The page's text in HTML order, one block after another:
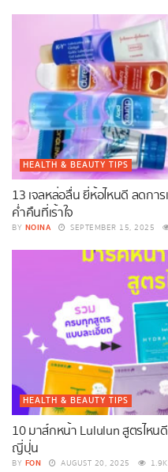
HEALTH & BEAUTY TIPS
13 เจลหล่อลื่น ยี่ห้อไหนดี ลดกา
ค่ำคืนที่เร้าใจ
BY NOINA SEPTEMBER 15, 2025
HEALTH & BEAUTY TIPS
10 มาส์กหน้า Lululun สูตรไห
ญี่ปุ่น
BY FON AUGUST 20, 2025 1.9K